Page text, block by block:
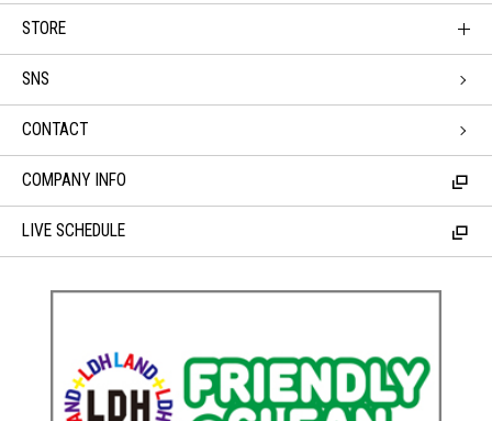
STORE
SNS
CONTACT
COMPANY INFO
LIVE SCHEDULE